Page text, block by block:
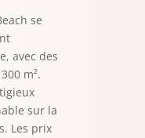
se
avec des
m².
sur la
Les prix